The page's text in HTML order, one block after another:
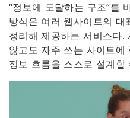
“정보에 도달하는 구조”를
방식은 여러 웹사이트의 대
정리해 제공하는 서비스다.
않고도 자주 쓰는 사이트
정보 흐름을 스스로 설계할